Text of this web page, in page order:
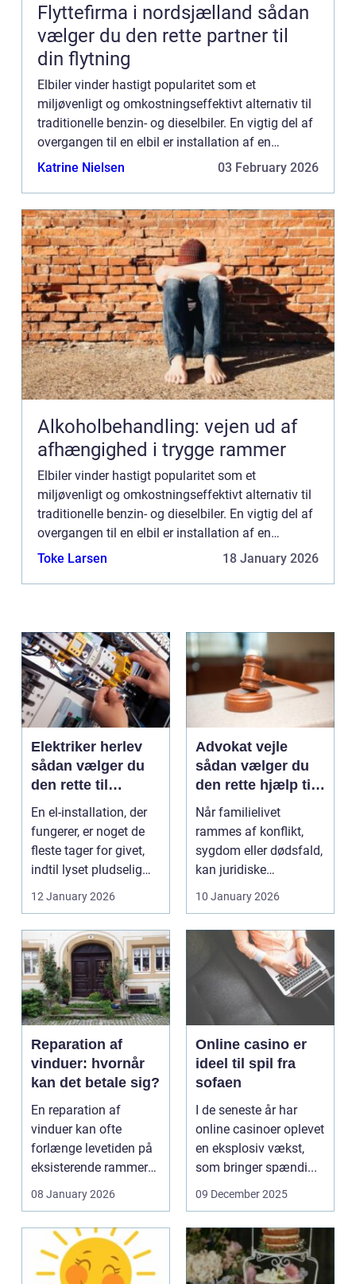
Flyttefirma i nordsjælland sådan
vælger du den rette partner til
din flytning
Elbiler vinder hastigt popularitet som et
miljøvenligt og omkostningseffektivt alternativ til
traditionelle benzin- og dieselbiler. En vigtig del af
overgangen til en elbil er installation af en
ladeboks derhjemme, en enhed der oplader din
Katrine Nielsen 03 February 2026
Alkoholbehandling: vejen ud af
afhængighed i trygge rammer
Elbiler vinder hastigt popularitet som et
miljøvenligt og omkostningseffektivt alternativ til
traditionelle benzin- og dieselbiler. En vigtig del af
overgangen til en elbil er installation af en
ladeboks derhjemme, en enhed der oplader din
Toke Larsen 18 January 2026
Elektriker herlev
sådan vælger du
den rette til
opgaven
En el-installation, der
fungerer, er noget de
fleste tager for givet,
indtil lyset pludselig
går, el...
12 January 2026
Advokat vejle
sådan vælger du
den rette hjælp til
familien
Når familielivet
rammes af konflikt,
sygdom eller dødsfald,
kan juridiske
spørgsmål hurtigt
vokse si...
10 January 2026
Reparation af
vinduer: hvornår
kan det betale sig?
En reparation af
vinduer kan ofte
forlænge levetiden på
eksisterende rammer
og glas med ...
08 January 2026
Online casino er
ideel til spil fra
sofaen
I de seneste år har
online casinoer oplevet
en eksplosiv vækst,
som bringer spændi...
09 December 2025